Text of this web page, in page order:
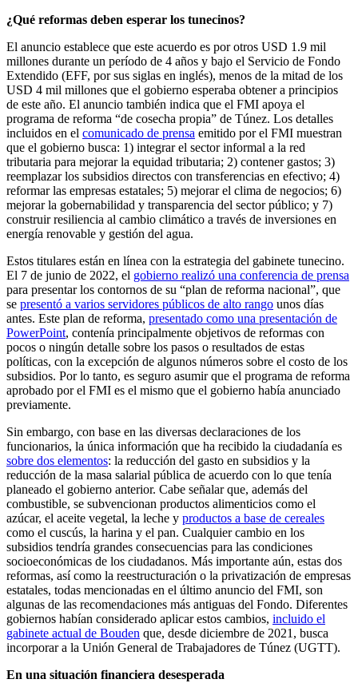
¿Qué reformas deben esperar los tunecinos?
El anuncio establece que este acuerdo es por otros USD 1.9 mil
millones durante un período de 4 años y bajo el Servicio de Fondo
Extendido (EFF, por sus siglas en inglés), menos de la mitad de los
USD 4 mil millones que el gobierno esperaba obtener a principios
de este año. El anuncio también indica que el FMI apoya el
programa de reforma “de cosecha propia” de Túnez. Los detalles
incluidos en el comunicado de prensa emitido por el FMI muestran
que el gobierno busca: 1) integrar el sector informal a la red
tributaria para mejorar la equidad tributaria; 2) contener gastos; 3)
reemplazar los subsidios directos con transferencias en efectivo; 4)
reformar las empresas estatales; 5) mejorar el clima de negocios; 6)
mejorar la gobernabilidad y transparencia del sector público; y 7)
construir resiliencia al cambio climático a través de inversiones en
energía renovable y gestión del agua.
Estos titulares están en línea con la estrategia del gabinete tunecino.
El 7 de junio de 2022, el gobierno realizó una conferencia de prensa
para presentar los contornos de su “plan de reforma nacional”, que
se presentó a varios servidores públicos de alto rango unos días
antes. Este plan de reforma, presentado como una presentación de
PowerPoint, contenía principalmente objetivos de reformas con
pocos o ningún detalle sobre los pasos o resultados de estas
políticas, con la excepción de algunos números sobre el costo de los
subsidios. Por lo tanto, es seguro asumir que el programa de reforma
aprobado por el FMI es el mismo que el gobierno había anunciado
previamente.
Sin embargo, con base en las diversas declaraciones de los
funcionarios, la única información que ha recibido la ciudadanía es
sobre dos elementos: la reducción del gasto en subsidios y la
reducción de la masa salarial pública de acuerdo con lo que tenía
planeado el gobierno anterior. Cabe señalar que, además del
combustible, se subvencionan productos alimenticios como el
azúcar, el aceite vegetal, la leche y productos a base de cereales
como el cuscús, la harina y el pan. Cualquier cambio en los
subsidios tendría grandes consecuencias para las condiciones
socioeconómicas de los ciudadanos. Más importante aún, estas dos
reformas, así como la reestructuración o la privatización de empresas
estatales, todas mencionadas en el último anuncio del FMI, son
algunas de las recomendaciones más antiguas del Fondo. Diferentes
gobiernos habían considerado aplicar estos cambios, incluido el
gabinete actual de Bouden que, desde diciembre de 2021, busca
incorporar a la Unión General de Trabajadores de Túnez (UGTT).
En una situación financiera desesperada